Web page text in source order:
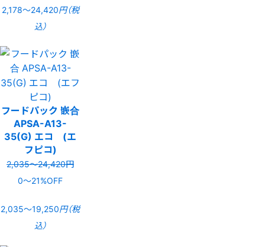
2,178〜24,420円（税
込）
フードパック 嵌合
APSA-A13-
35(G) エコ (エ
フピコ)
2,035〜24,420円
0〜21%OFF
2,035〜19,250円（税
込）